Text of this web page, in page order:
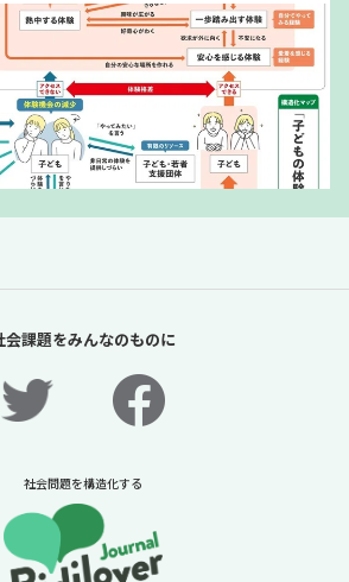
し方は留守番」責任があるの
ースに潜む社会課題をキャッ
会課題をみんなのものに
社会問題を構造化する